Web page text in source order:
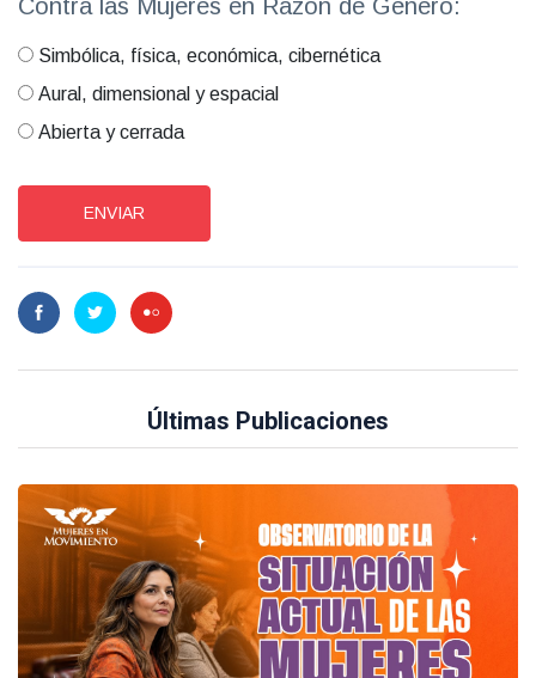
Contra las Mujeres en Razón de Género:
Simbólica, física, económica, cibernética
Aural, dimensional y espacial
Abierta y cerrada
ENVIAR
Últimas Publicaciones